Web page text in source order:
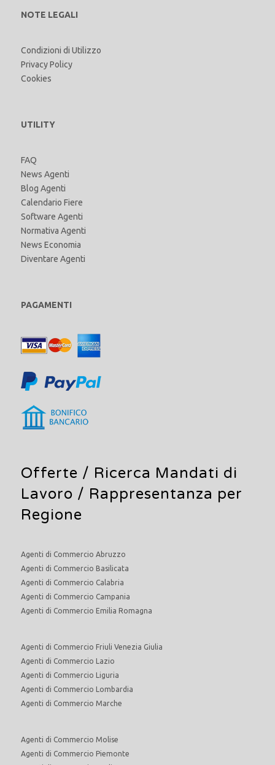
NOTE LEGALI
Condizioni di Utilizzo
Privacy Policy
Cookies
UTILITY
FAQ
News Agenti
Blog Agenti
Calendario Fiere
Software Agenti
Normativa Agenti
News Economia
Diventare Agenti
PAGAMENTI
Offerte / Ricerca Mandati di
Lavoro / Rappresentanza per
Regione
Agenti di Commercio Abruzzo
Agenti di Commercio Basilicata
Agenti di Commercio Calabria
Agenti di Commercio Campania
Agenti di Commercio Emilia Romagna
Agenti di Commercio Friuli Venezia Giulia
Agenti di Commercio Lazio
Agenti di Commercio Liguria
Agenti di Commercio Lombardia
Agenti di Commercio Marche
Agenti di Commercio Molise
Agenti di Commercio Piemonte